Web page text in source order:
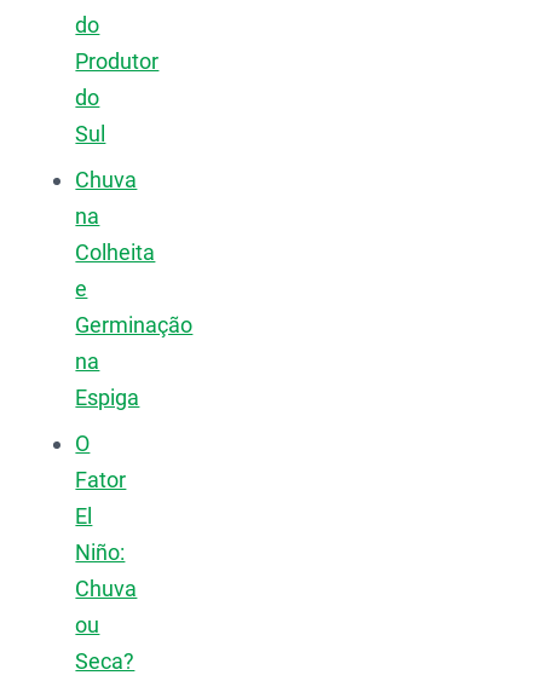
do
Produtor
do
Sul
Chuva
na
Colheita
e
Germinação
na
Espiga
O
Fator
El
Niño:
Chuva
ou
Seca?